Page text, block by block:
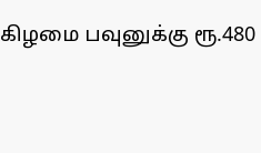
பவுனுக்கு ரூ.480